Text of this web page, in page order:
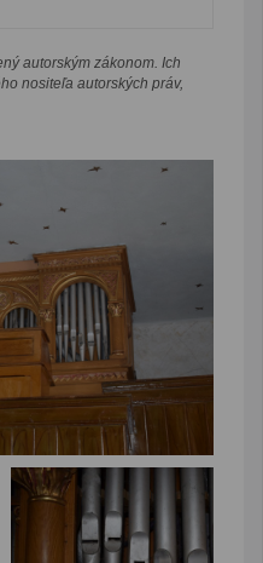
autorským zákonom. Ich
nositeľa autorských práv,